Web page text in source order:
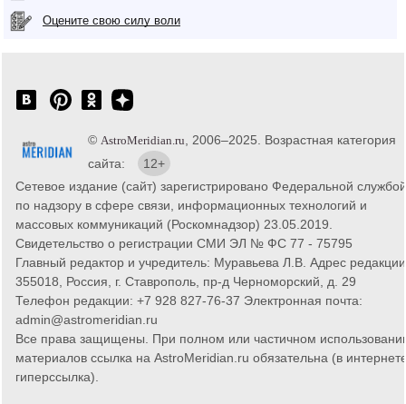
Оцените свою силу воли
© AstroMeridian.ru , 2006–2025. Возрастная категория
сайта:
12+
Сетевое издание (сайт) зарегистрировано Федеральной службой
по надзору в сфере связи, информационных технологий и
массовых коммуникаций (Роскомнадзор) 23.05.2019.
Свидетельство о регистрации СМИ ЭЛ № ФС 77 - 75795
Главный редактор и учредитель: Муравьева Л.В. Адрес
355018, Россия, г. Ставрополь, пр-д Черноморский, д. 29
Телефон редакции: +7 928 827-76-37 Электронная почта:
admin@astromeridian.ru
Все права защищены. При полном или частичном
материалов ссылка на AstroMeridian.ru обязательна (в
гиперссылка).